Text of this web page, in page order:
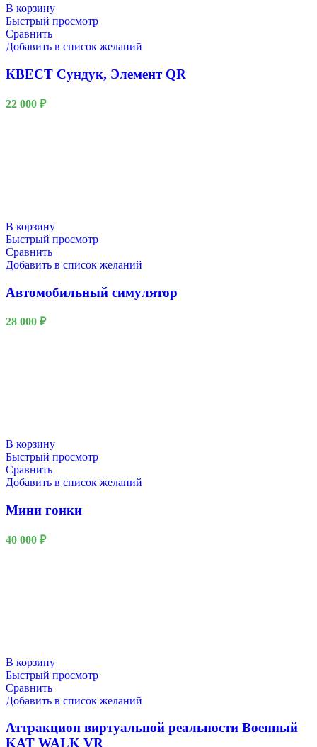
В корзину
Быстрый просмотр
Сравнить
Добавить в список желаний
КВЕСТ Сундук, Элемент QR
22 000 ₽
В корзину
Быстрый просмотр
Сравнить
Добавить в список желаний
Автомобильный симулятор
28 000 ₽
В корзину
Быстрый просмотр
Сравнить
Добавить в список желаний
Мини гонки
40 000 ₽
В корзину
Быстрый просмотр
Сравнить
Добавить в список желаний
Аттракцион виртуальной реальности Военный
KAT WALK VR